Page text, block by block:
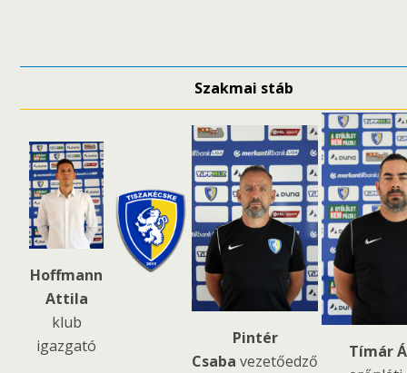
Szakmai stáb
Hoffmann
Attila
klub
igazgató
Pintér
Csaba vezetőedző
Tímár